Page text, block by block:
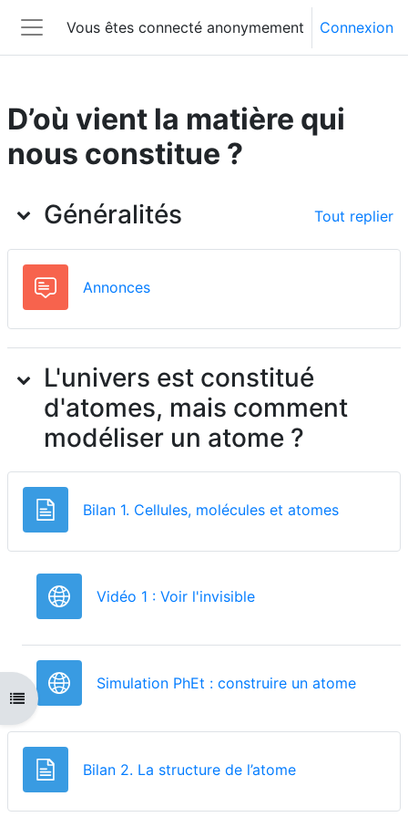
Panneau latéral
Vous êtes connecté anonymement Connexion
Ouvrir l'index du cours
D’où vient la matière qui
nous constitue ?
Aperçu des sections
Généralités Tout replier
AnnoncesForum
L'univers est constitué
d'atomes, mais comment
modéliser un atome ?
Bilan 1. Cellules, molécules et atomesPage
Vidéo 1 : Voir l'invisibleURL
Simulation PhEt : construire un atomeURL
Bilan 2. La structure de l’atomePage